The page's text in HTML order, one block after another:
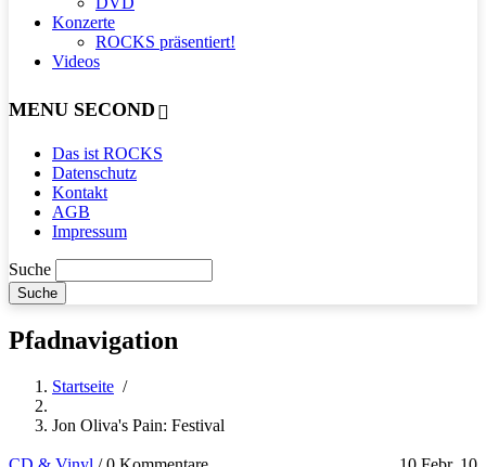
Konzerte
ROCKS präsentiert!
Videos
MENU SECOND
Das ist ROCKS
Datenschutz
Kontakt
AGB
Impressum
Suche
Pfadnavigation
Startseite /
Jon Oliva's Pain: Festival